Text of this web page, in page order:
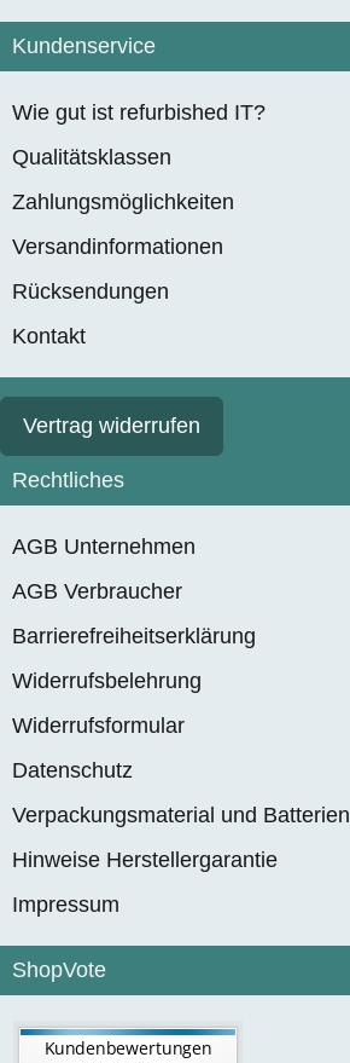
Kundenservice
Wie gut ist refurbished IT?
Qualitätsklassen
Zahlungsmöglichkeiten
Versandinformationen
Rücksendungen
Kontakt
Vertrag widerrufen
Rechtliches
AGB Unternehmen
AGB Verbraucher
Barrierefreiheitserklärung
Widerrufsbelehrung
Widerrufsformular
Datenschutz
Verpackungsmaterial und Batterien
Hinweise Herstellergarantie
Impressum
ShopVote